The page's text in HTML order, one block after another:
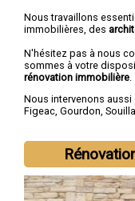
Nous travaillons
immobilières, des
N'hésitez pas à nous
sommes à votre
rénovation immobilière
Nous intervenons
Figeac, Gourdon,